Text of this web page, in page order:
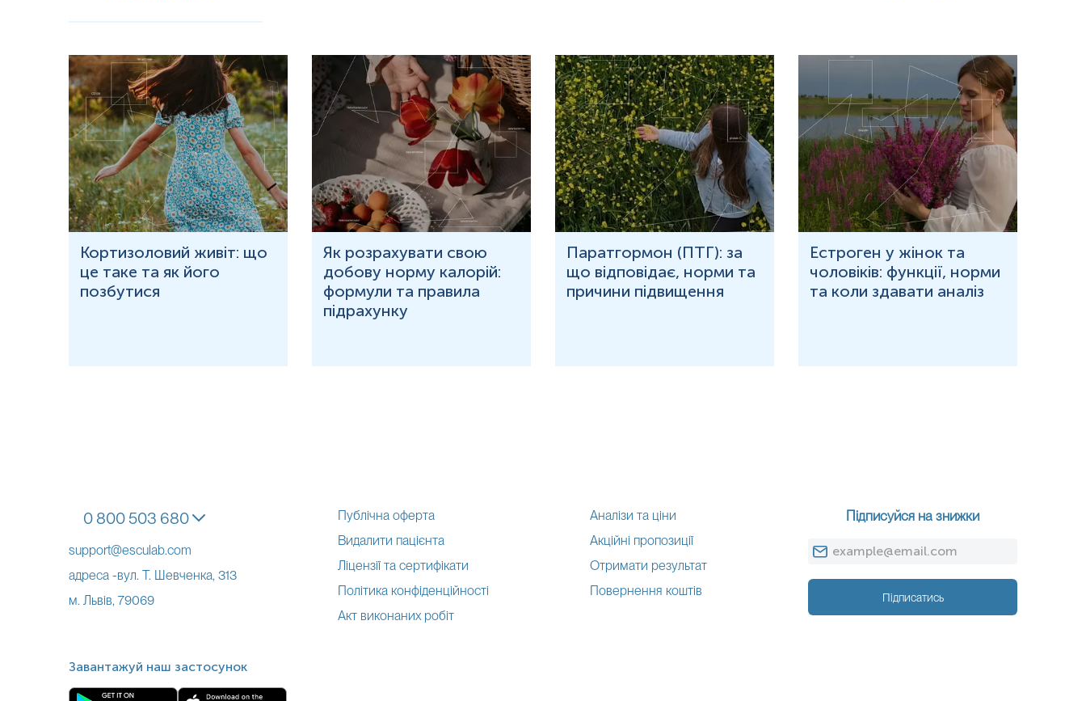
Кортизоловий живіт: що
це таке та як його
позбутися
Як розрахувати свою
добову норму калорій:
формули та правила
підрахунку
Паратгормон (ПТГ): за
що відповідає, норми та
причини підвищення
Естроген у жінок та
чоловіків: функції, норми
та коли здавати аналіз
0 800 503 680
support@esculab.com
адреса -вул. Т. Шевченка, 313
м. Львів, 79069
Публічна оферта
Видалити пацієнта
Ліцензії та сертифікати
Політика конфіденційності
Акт виконаних робіт
Аналізи та ціни
Акційні пропозиції
Отримати результат
Повернення коштів
Підписуйся на знижки
Підписатись
Завантажуй наш застосунок